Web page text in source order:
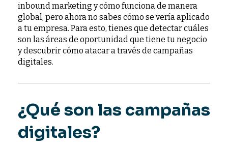
inbound marketing y cómo funciona de manera
global, pero ahora no sabes cómo se vería aplicado
a tu empresa. Para esto, tienes que detectar cuáles
son las áreas de oportunidad que tiene tu negocio
y descubrir cómo atacar a través de campañas
digitales.
¿Qué son las campañas
digitales?